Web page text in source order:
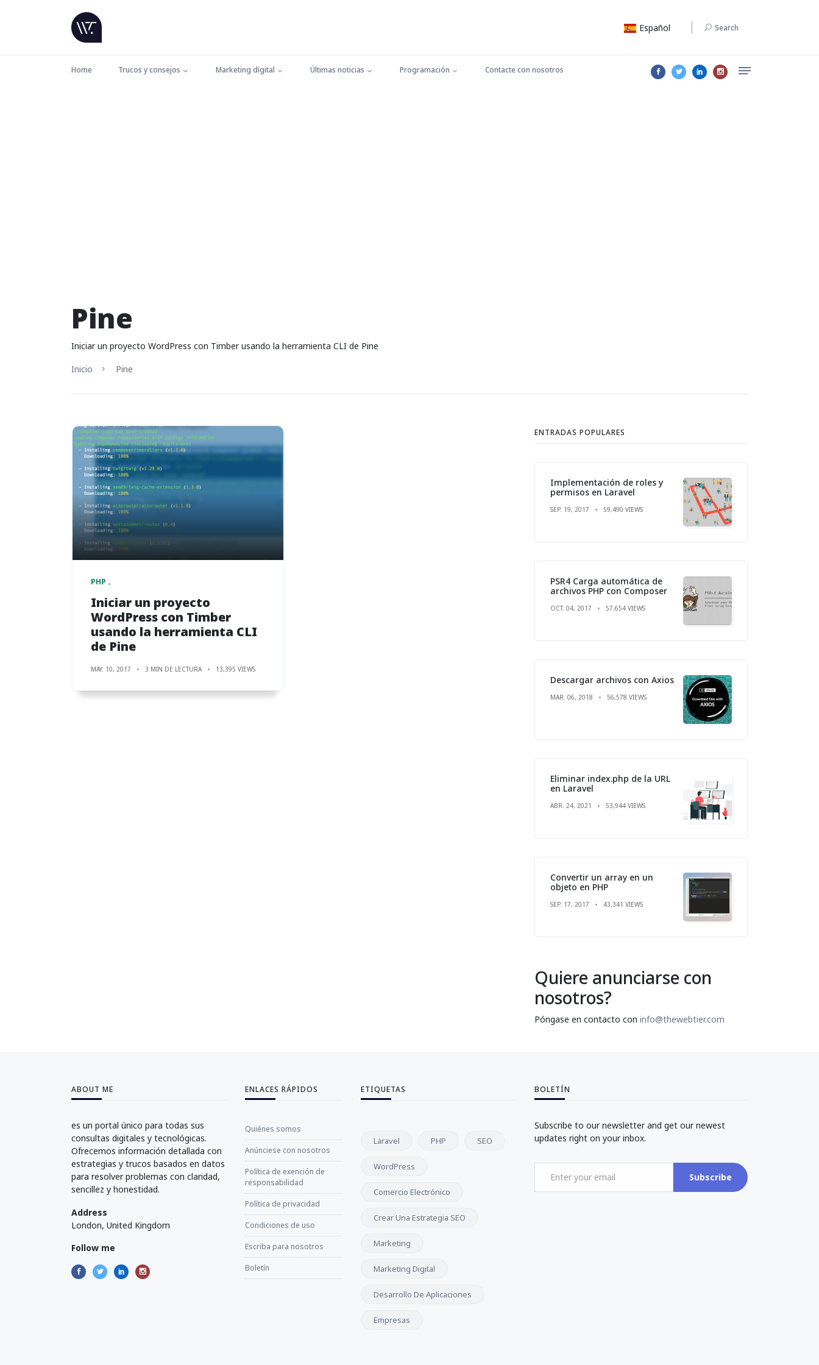
Español Search
Home Trucos y consejos Marketing digital Últimas noticias Programación Contacte con nosotros
Pine
Iniciar un proyecto WordPress con Timber usando la herramienta CLI de Pine
Inicio
Pine
PHP
Iniciar un proyecto
WordPress con Timber
usando la herramienta CLI
de Pine
MAY. 10, 2017 3 MIN DE LECTURA 13,395 VIEWS
ENTRADAS POPULARES
Implementación de roles y
permisos en Laravel
SEP. 19, 2017 59,490 VIEWS
PSR4 Carga automática de
archivos PHP con Composer
OCT. 04, 2017 57,654 VIEWS
Descargar archivos con Axios
MAR. 06, 2018 56,578 VIEWS
Eliminar index.php de la URL
en Laravel
ABR. 24, 2021 53,944 VIEWS
Convertir un array en un
objeto en PHP
SEP. 17, 2017 43,341 VIEWS
Quiere anunciarse con
nosotros?
Póngase en contacto con info@thewebtier.com
ABOUT ME
es un portal único para todas sus
consultas digitales y tecnológicas.
Ofrecemos información detallada con
estrategias y trucos basados en datos
para resolver problemas con claridad,
sencillez y honestidad.
Address
London, United Kingdom
Follow me
ENLACES RÁPIDOS
Quiénes somos
Anúnciese con nosotros
Política de exención de
responsabilidad
Política de privacidad
Condiciones de uso
Escriba para nosotros
Boletín
ETIQUETAS
Laravel PHP SEO
WordPress
Comercio Electrónico
Crear Una Estrategia SEO
Marketing
Marketing Digital
Desarrollo De Aplicaciones
Empresas
BOLETÍN
Subscribe to our newsletter and get our newest
updates right on your inbox.
Subscribe